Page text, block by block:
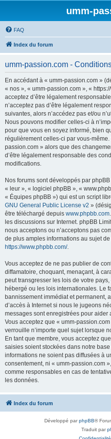
umm-
FAQ
Index du forum
umm-passion.com -
En accédant à « umm-passion.com »
« nos », « umm-passion.com », «
acceptez d’être légalement
n’acceptez pas d’être légalement
suivantes, alors n’accédez pas et/ou
Nous pouvons modifier celles-ci à
pour que vous en soyez informé, bien
régulièrement celles-ci par vous-
passion.com » alors que des
d’être légalement responsable des
modifications.
Nos forums sont développés par
« leur », « logiciel phpBB », «
« Équipes phpBB ») qui est un script
GNU General Public License v2 »
être téléchargé depuis www.phpbb.com
les discussions sur Internet. phpBB
nous acceptons ou n’acceptons pas
de plus amples informations au sujet
https://www.phpbb.com/.
Vous acceptez de ne pas publier de
diffamatoire, choquant, menaçant, à
peut transgresser les lois de votre
hébergé ou les lois internationales. Le
bannissement immédiat et permanent,
d’accès à Internet si nous le jugeons
messages sont enregistrées pour aider
Vous acceptez que « umm-
verrouille n’importe quel sujet lorsque
En tant que membre, vous acceptez
saisies soient stockées dans notre
informations ne soient pas diffusées à
consentement, ni « umm-passion.com
comme responsables en cas de
les données.
Index du forum
Développé parphpBB®
Traduit par